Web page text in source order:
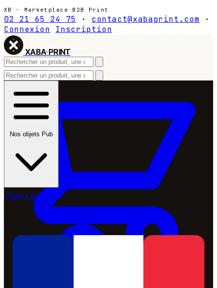
XB · Marketplace B2B Print
02 21 65 24 75 · contact@xabaprint.com
·
Connexion
Inscription
XABA·PRINT
Nos objets Pub
Notre Catalogue